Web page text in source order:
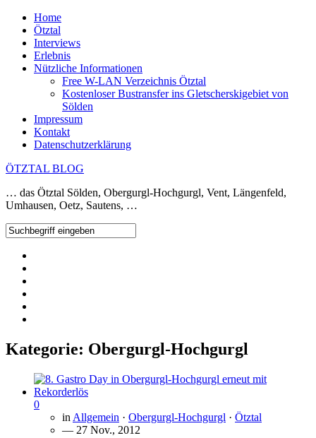
Home
Ötztal
Interviews
Erlebnis
Nützliche Informationen
Free W-LAN Verzeichnis Ötztal
Kostenloser Bustransfer ins Gletscherskigebiet von
Sölden
Impressum
Kontakt
Datenschutzerklärung
ÖTZTAL BLOG
… das Ötztal Sölden, Obergurgl-Hochgurgl, Vent, Längenfeld,
Umhausen, Oetz, Sautens, …
Kategorie: Obergurgl-Hochgurgl
0
in Allgemein · Obergurgl-Hochgurgl · Ötztal
— 27 Nov., 2012